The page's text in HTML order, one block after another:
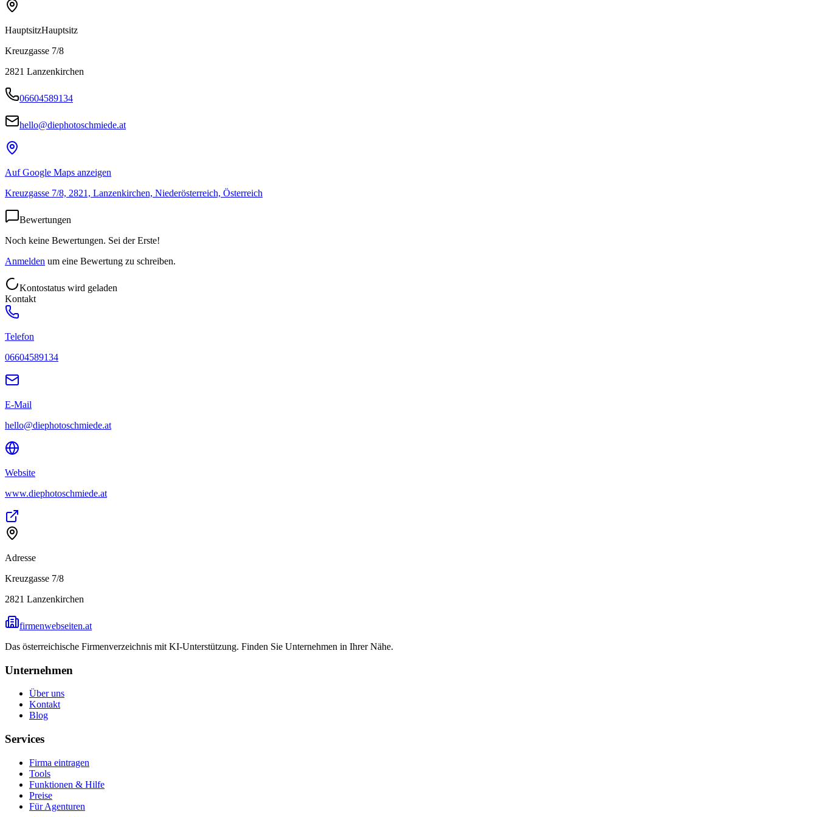
HauptsitzHauptsitz
Kreuzgasse 7/8
2821 Lanzenkirchen
06604589134
hello@diephotoschmiede.at
Auf Google Maps anzeigen
Kreuzgasse 7/8, 2821, Lanzenkirchen, Niederösterreich, Österreich
Bewertungen
Noch keine Bewertungen. Sei der Erste!
Anmelden um eine Bewertung zu schreiben.
Kontostatus wird geladen
Kontakt
Telefon
06604589134
E-Mail
hello@diephotoschmiede.at
Website
www.diephotoschmiede.at
Adresse
Kreuzgasse 7/8
2821 Lanzenkirchen
firmenwebseiten.at
Das österreichische Firmenverzeichnis mit KI-Unterstützung. Finden Sie Unternehmen in Ihrer Nähe.
Unternehmen
Über uns
Kontakt
Blog
Services
Firma eintragen
Tools
Funktionen & Hilfe
Preise
Für Agenturen